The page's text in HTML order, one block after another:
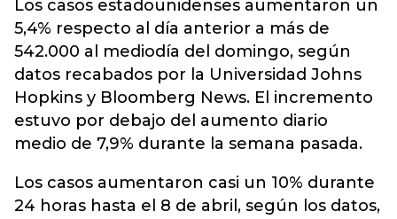
Los casos estadounidenses aumentaron un
5,4% respecto al día anterior a más de
542.000 al mediodía del domingo, según
datos recabados por la Universidad Johns
Hopkins y Bloomberg News. El incremento
estuvo por debajo del aumento diario
medio de 7,9% durante la semana pasada.
Los casos aumentaron casi un 10% durante
24 horas hasta el 8 de abril, según los datos,